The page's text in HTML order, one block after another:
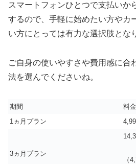
スマートフォンひとつで支払いか
するので、手軽に始めたい方やカ
い方にとっては有力な選択肢とな
ご自身の使いやすさや費用感に合
法を選んでくださいね。
期間
料金
1ヵ月プラン
3ヵ月プラン
（